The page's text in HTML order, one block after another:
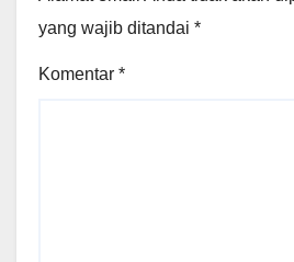
yang wajib ditandai *
Komentar *